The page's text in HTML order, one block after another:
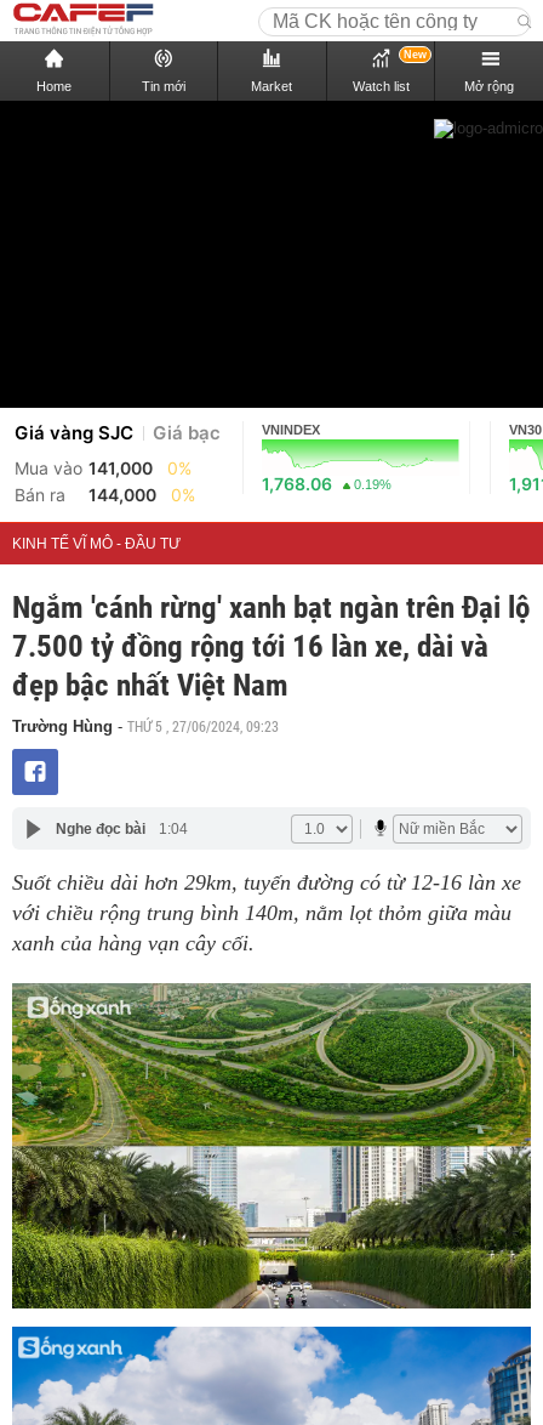
Home Tin mới Market Watch list
New
Mở rộng
Giá vàng SJC Giá bạc
Mua vào 141,000
0%
Bán ra
144,000 0%
VNINDEX
1,768.06 0.19%
VN30
KINH TẾ VĨ MÔ - ĐẦU TƯ
Ngắm 'cánh rừng' xanh bạt ngàn trên Đại lộ
7.500 tỷ đồng rộng tới 16 làn xe, dài và
đẹp bậc nhất Việt Nam
Trường Hùng - THỨ 5 , 27/06/2024, 09:23
Nghe đọc bài 1:04
Suốt chiều dài hơn 29km, tuyến đường có từ 12-16 làn xe
với chiều rộng trung bình 140m, nằm lọt thỏm giữa màu
xanh của hàng vạn cây cối.